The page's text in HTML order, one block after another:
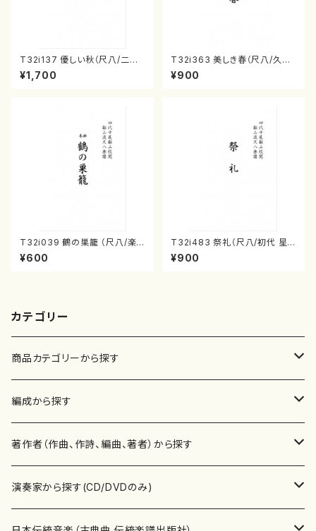
T32i137 優しい秋（尺八/二代
山本邦山/尺八/都山式譜）都山
流公刊楽譜曲番:586
¥1,700
T32i363 美しき春（尺八/久本
玄智/楽譜）都山流公刊楽譜曲
番:2068
¥900
T32i039 鶴の巣籠 （尺八/楽
譜）都山no.38
¥600
T32i483 祭礼（尺八/初代 星
田一山/楽譜）都山流公刊楽譜曲
番:2191
¥900
カテゴリー
商品カテゴリーから探す
楽譜
書籍
書籍
テキストブック
CD・DVD
編成から探す
邦楽器
箏・琴（ソロ）
箏・琴（合奏）
合唱
混声合唱
著作者（作曲、作詩、編曲、著者）から探す
あ行
青木省三(アオキ ショウゾウ)
演奏家から探す(CD/DVDのみ)